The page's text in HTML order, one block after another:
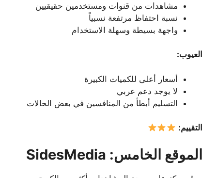
مشاهدات من قنوات ومستخدمين حقيقيين
نسبة احتفاظ مرتفعة نسبياً
واجهة بسيطة وسهلة الاستخدام
العيوب:
أسعار أعلى للكميات الكبيرة
لا يوجد دعم عربي
التسليم أبطأ من المنافسين في بعض الحالات
التقييم:
الموقع الخامس: SidesMedia